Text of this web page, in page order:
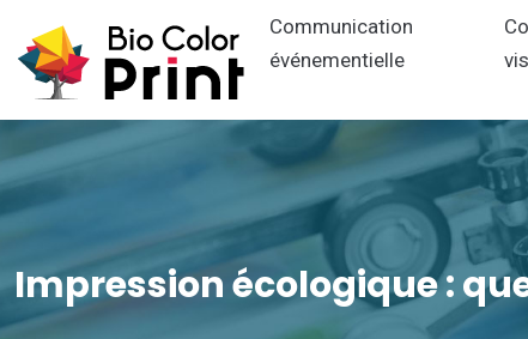
Communication
événementielle
Impression écologique :